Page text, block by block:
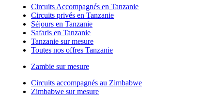
Circuits Accompagnés en Tanzanie
Circuits privés en Tanzanie
Séjours en Tanzanie
Safaris en Tanzanie
Tanzanie sur mesure
Toutes nos offres Tanzanie
Zambie sur mesure
Circuits accompagnés au Zimbabwe
Zimbabwe sur mesure